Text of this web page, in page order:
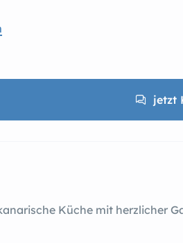
jetzt
Küche mit herzlicher